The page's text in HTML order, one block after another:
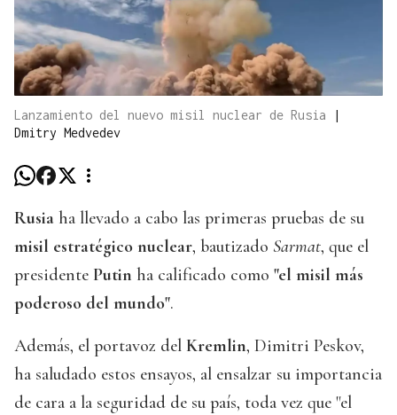
Lanzamiento del nuevo misil nuclear de Rusia
|
Dmitry Medvedev
Rusia ha llevado a cabo las primeras pruebas de su
misil estratégico nuclear, bautizado Sarmat, que el
presidente Putin ha calificado como "el misil más
poderoso del mundo".
Además, el portavoz del Kremlin, Dimitri Peskov,
ha saludado estos ensayos, al ensalzar su importancia
de cara a la seguridad de su país, toda vez que "el